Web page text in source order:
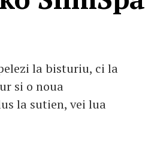
la bisturiu, ci la
si o noua
la sutien, vei lua